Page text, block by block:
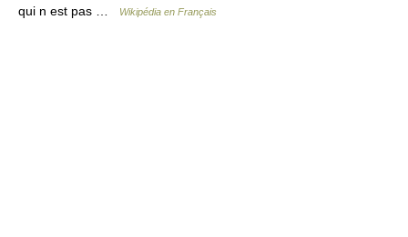
qui n est pas …
Wikipédia en Français